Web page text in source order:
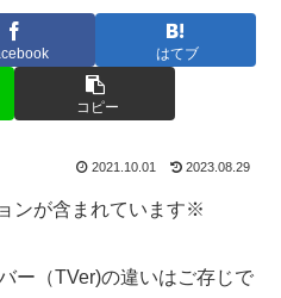
はてブ
コピー
2021.10.01 2023.08.29
ンが含まれています※
ー（TVer)の違いはご存じで